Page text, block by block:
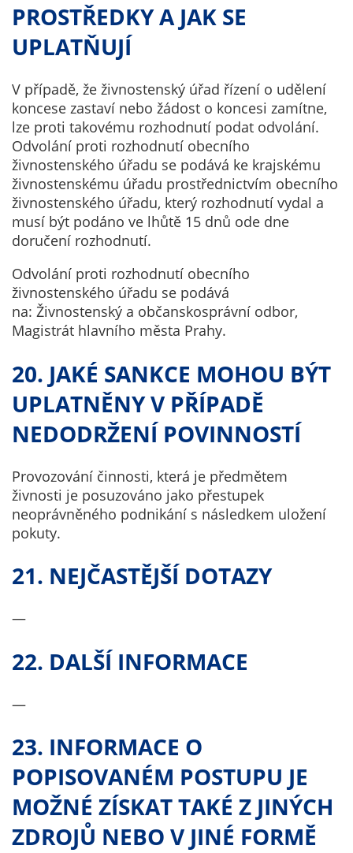
PROSTŘEDKY A JAK SE
UPLATŇUJÍ
V případě, že živnostenský úřad řízení o udělení
koncese zastaví nebo žádost o koncesi zamítne,
lze proti takovému rozhodnutí podat odvolání.
Odvolání proti rozhodnutí obecního
živnostenského úřadu se podává ke krajskému
živnostenskému úřadu prostřednictvím obecního
živnostenského úřadu, který rozhodnutí vydal a
musí být podáno ve lhůtě 15 dnů ode dne
doručení rozhodnutí.
Odvolání proti rozhodnutí obecního
živnostenského úřadu se podává
na: Živnostenský a občanskosprávní odbor,
Magistrát hlavního města Prahy.
20. JAKÉ SANKCE MOHOU BÝT
UPLATNĚNY V PŘÍPADĚ
NEDODRŽENÍ POVINNOSTÍ
Provozování činnosti, která je předmětem
živnosti je posuzováno jako přestupek
neoprávněného podnikání s následkem uložení
pokuty.
21. NEJČASTĚJŠÍ DOTAZY
—
22. DALŠÍ INFORMACE
—
23. INFORMACE O
POPISOVANÉM POSTUPU JE
MOŽNÉ ZÍSKAT TAKÉ Z JINÝCH
ZDROJŮ NEBO V JINÉ FORMĚ